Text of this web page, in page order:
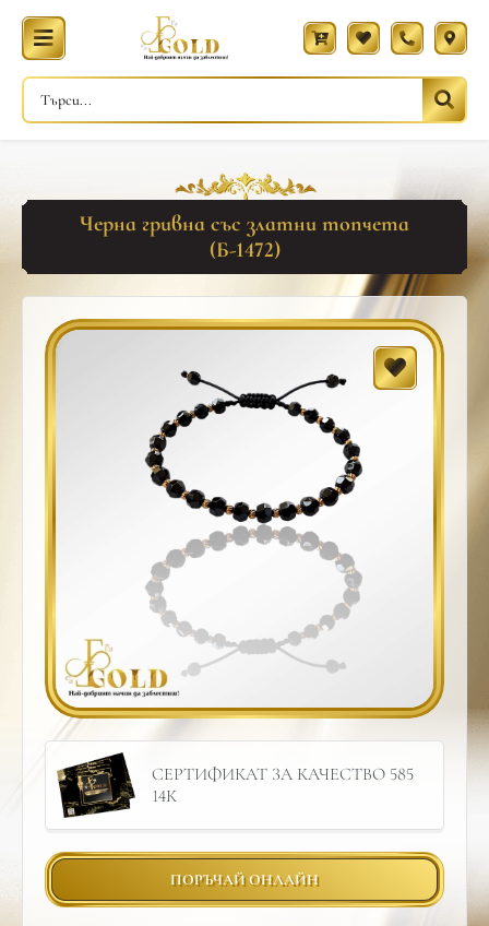
Черна гривна със златни топчета
(Б-1472)
СЕРТИФИКАТ ЗА КАЧЕСТВО 585
14К
ПОРЪЧАЙ ОНЛАЙН